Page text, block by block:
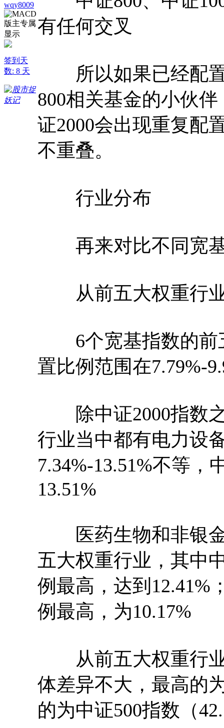
wqy8009
签到天
数: 8 天
有任何交叉
所以如果已经配置
800相关基金的小伙
证2000会出现重复配
不重叠。
行业分布
再来对比不同宽基
从前五大权重行
6个宽基指数的前
置比例范围在7.79%-
除中证2000指数之
行业当中都有电力设
7.34%-13.51%不等，
13.51%
医药生物和非银金
五大权重行业，其中
例最高，达到12.41%
例最高，为10.17%
从前五大权重行业
体差异不大，最高的
的为中证500指数（